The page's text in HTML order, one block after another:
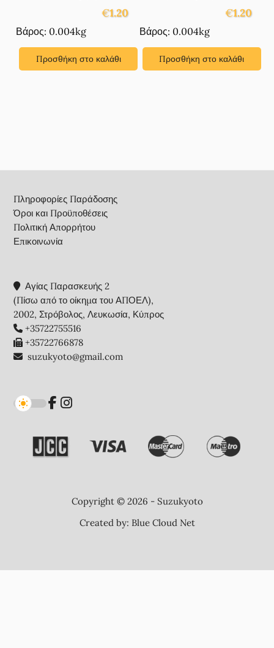
€1.20
Βάρος: 0.004kg
Προσθήκη στο καλάθι
€1.20
Βάρος: 0.004kg
Προσθήκη στο καλάθι
Πληροφορίες Παράδοσης
Όροι και Προϋποθέσεις
Πολιτική Απορρήτου
Επικοινωνία
Αγίας Παρασκευής 2
(Πίσω από το οίκημα του ΑΠΟΕΛ),
2002, Στρόβολος, Λευκωσία, Κύπρος
+35722755516
+35722766878
suzukyoto@gmail.com
Copyright © 2026 - Suzukyoto
Created by: Blue Cloud Net